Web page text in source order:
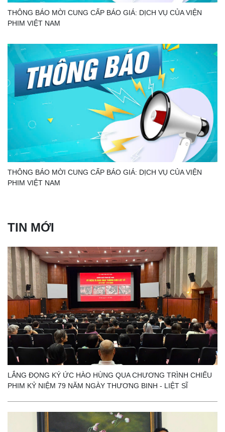
THÔNG BÁO MỜI CUNG CẤP BÁO GIÁ: DỊCH VỤ CỦA VIỆN
PHIM VIỆT NAM
THÔNG BÁO MỜI CUNG CẤP BÁO GIÁ: DỊCH VỤ CỦA VIỆN
PHIM VIỆT NAM
TIN MỚI
LẮNG ĐỌNG KÝ ỨC HÀO HÙNG QUA CHƯƠNG TRÌNH CHIẾU
PHIM KỶ NIỆM 79 NĂM NGÀY THƯƠNG BINH - LIỆT SĨ